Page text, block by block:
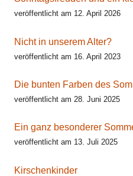
veröffentlicht am 12. April 2026
Nicht in unserem Alter?
veröffentlicht am 16. April 2023
Die bunten Farben des
veröffentlicht am 28. Juni 2025
Ein ganz besonderer
veröffentlicht am 13. Juli 2025
Kirschenkinder